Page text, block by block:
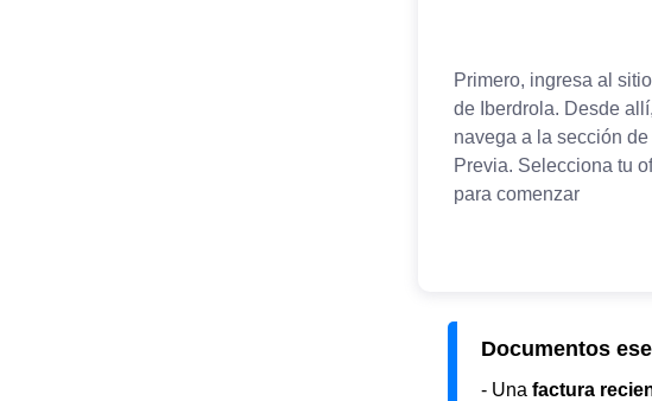
Documentos
- Una factura